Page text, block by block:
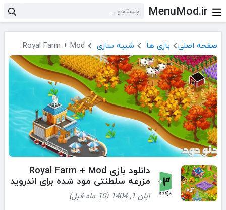
MenuMod.ir
صفحه اصلی بازی ها شبیه سازی Royal Farm + Mod
دانلود بازی Royal Farm + Mod
مزرعه سلطنتی مود شده برای اندروید
آبان 1, 1404 (10 ماه قبل)